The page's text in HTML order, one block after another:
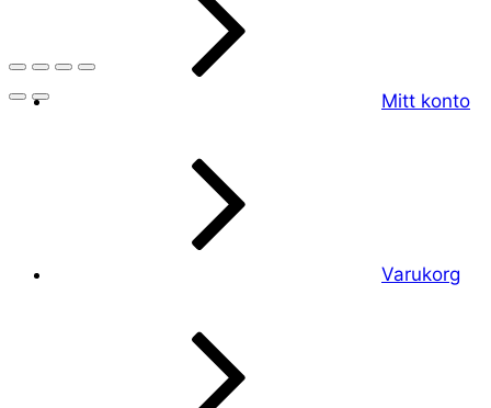
Mitt konto
Varukorg